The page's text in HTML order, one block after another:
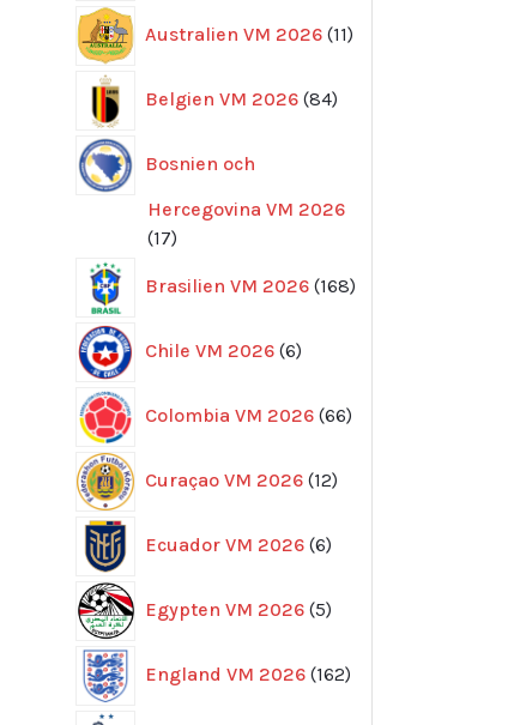
Australien VM 2026 11
produkter
Belgien VM 2026 84
produkter
Bosnien och
Hercegovina VM 2026
1717
Brasilien VM 2026 168
produkter
Chile VM 2026 6
produkter
Colombia VM 2026 66
produkter
Curaçao VM 2026 12
produkter
Ecuador VM 2026 6
produkter
Egypten VM 2026 5
produkter
England VM 2026 162
produkter